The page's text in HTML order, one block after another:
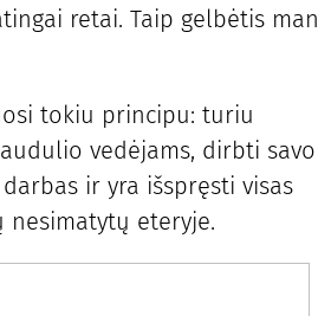
retai. Taip gelbėtis man
tokiu principu: turiu
vedėjams, dirbti savo
ir yra išspręsti visas
nesimatytų eteryje.